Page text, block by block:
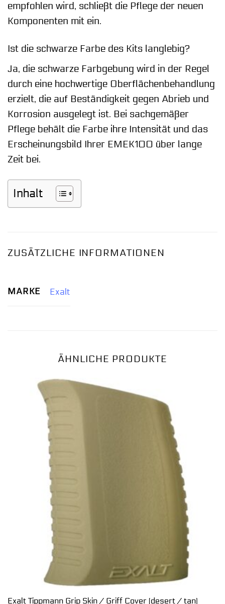
empfohlen wird, schließt die Pflege der neuen
Komponenten mit ein.
Ist die schwarze Farbe des Kits langlebig?
Ja, die schwarze Farbgebung wird in der Regel
durch eine hochwertige Oberflächenbehandlung
erzielt, die auf Beständigkeit gegen Abrieb und
Korrosion ausgelegt ist. Bei sachgemäßer
Pflege behält die Farbe ihre Intensität und das
Erscheinungsbild Ihrer EMEK100 über lange
Zeit bei.
Inhalt
ZUSÄTZLICHE INFORMATIONEN
MARKE Exalt
ÄHNLICHE PRODUKTE
Exalt Tippmann Grip Skin / Griff Cover (desert / tan)